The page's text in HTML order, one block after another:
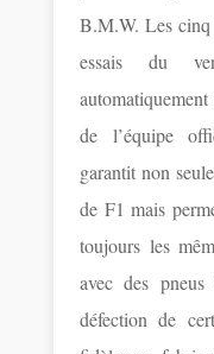
B.M.W. Les cinq
essais du
de l’équipe
garantit non
de F1 mais
toujours les
avec des
défection de